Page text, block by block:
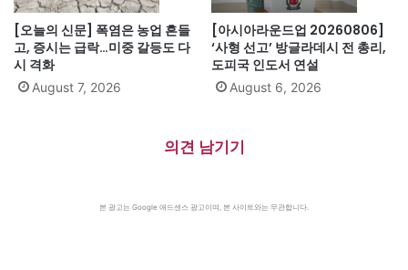
[오늘의 신문] 폭염은 농업 흔들
고, 증시는 급락…미중 갈등도 다
시 격화
August 7, 2026
[아시아라운드업 20260806]
‘사형 선고’ 방글라데시 전 총리,
도피국 인도서 연설
August 6, 2026
의견 남기기
본 광고는 Google 애드센스 광고이며, 본 사이트와는 무관합니다.